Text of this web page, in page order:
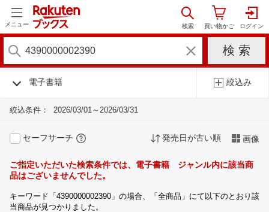
メニュー
電子書籍 絞込み
絞込条件： 2026/03/01～2026/03/31
セーフサーチ 発売日が古い順 画像
ご指定いただいた検索条件では、電子書籍 ジャンル内に該当商
品はございませんでした。
キーワード「4390000002390」の場合、「全商品」にて以下のとおり該
当商品が見つかりました。